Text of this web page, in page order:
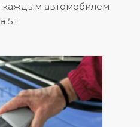
каждым автомобилем
5+